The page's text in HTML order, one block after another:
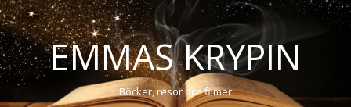
EMMAS KRYPIN
Böcker, resor och filmer